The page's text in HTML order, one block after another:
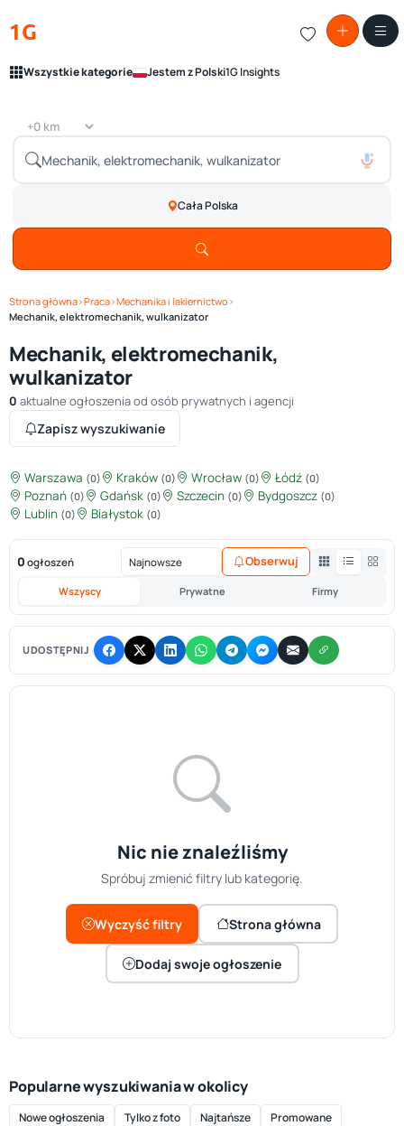
1G
Wszystkie kategorie Jestem z Polski1G Insights
Cała Polska
Strona główna›Praca›Mechanika i lakiernictwo ›
Mechanik, elektromechanik, wulkanizator
Mechanik, elektromechanik,
wulkanizator
0 aktualne ogłoszenia od osób prywatnych i agencji
Zapisz wyszukiwanie
Warszawa (0) Kraków (0) Wrocław (0) Łódź (0)
Poznań (0) Gdańsk (0) Szczecin (0) Bydgoszcz (0)
Lublin (0) Białystok (0)
0 ogłoszeń
Wszyscy Prywatne Firmy
Obserwuj
UDOSTĘPNIJ
Nic nie znaleźliśmy
Spróbuj zmienić filtry lub kategorię.
Wyczyść filtry Strona główna
Dodaj swoje ogłoszenie
Popularne wyszukiwania w okolicy
Nowe ogłoszenia Tylko z foto Najtańsze Promowane